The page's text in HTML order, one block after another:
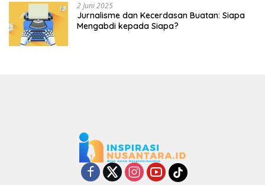
2 Juni 2025
Jurnalisme dan Kecerdasan Buatan: Siapa
Mengabdi kepada Siapa?